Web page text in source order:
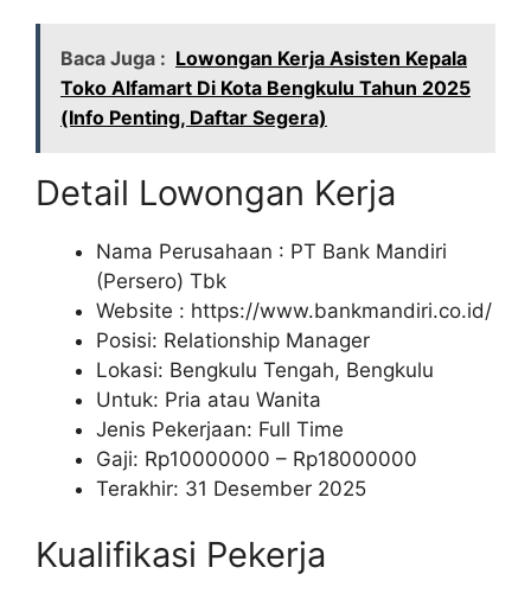
Baca Juga : Lowongan Kerja Asisten Kepala
Toko Alfamart Di Kota Bengkulu Tahun 2025
(Info Penting, Daftar Segera)
Detail Lowongan Kerja
Nama Perusahaan : PT Bank Mandiri
(Persero) Tbk
Website : https://www.bankmandiri.co.id/
Posisi: Relationship Manager
Lokasi: Bengkulu Tengah, Bengkulu
Untuk: Pria atau Wanita
Jenis Pekerjaan: Full Time
Gaji: Rp10000000 – Rp18000000
Terakhir: 31 Desember 2025
Kualifikasi Pekerja